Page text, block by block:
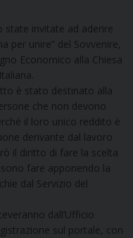
state invitate ad aderire
per unire” del Sovvenire,
Economico alla Chiesa
è stato destinato alla
che non devono
il loro unico reddito è
derivante dal lavoro
il diritto di fare la scelta
fare apponendo la
dal Servizio del
dall’Ufficio
sul portale, con